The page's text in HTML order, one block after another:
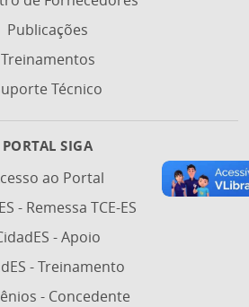
Publicações
Treinamentos
Técnico
PORTAL SIGA
ao Portal
- Remessa TCE-ES
- Apoio
- Treinamento
- Concedente